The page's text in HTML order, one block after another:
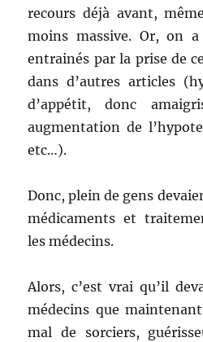
recours déjà avant,
moins massive. Or, on
entrainés par la prise de
dans d’autres articles
d’appétit, donc
augmentation de
etc…).
Donc, plein de gens
médicaments et
les médecins.
Alors, c’est vrai qu’il
médecins que
mal de sorciers,